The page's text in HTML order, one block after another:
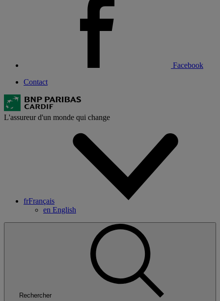
Facebook
Contact
L'assureur d'un monde qui change
frFrançais
en English
Rechercher